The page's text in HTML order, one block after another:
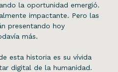
la oportunidad emergió.
impactante. Pero las
presentando hoy
más.
esta historia es su vívida
digital de la humanidad.